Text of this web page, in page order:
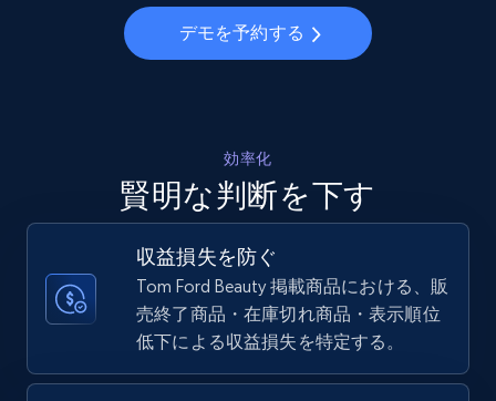
specific keywords
URL, Final price, Sku, Currency, Gtin,
Walmart - products - Discover products by
using sku numbers
URL, Final price, Sku, Currency, Gtin,
Specifications, Image urls, Top reviews, and
more.
デモを予約する
効率化
賢明な判断を下す
収益損失を防ぐ
Tom Ford Beauty 掲載商品における、販
売終了商品・在庫切れ商品・表示順位
低下による収益損失を特定する。